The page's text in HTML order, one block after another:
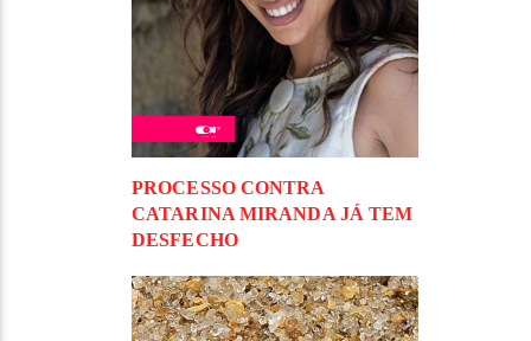
PROCESSO CONTRA
CATARINA MIRANDA JÁ TEM
DESFECHO